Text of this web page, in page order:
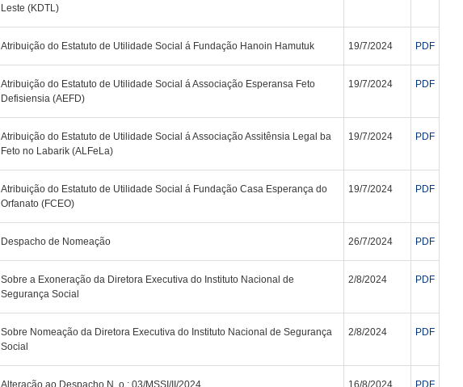
Leste (KDTL)
Atribuição do Estatuto de Utilidade Social á Fundação Hanoin Hamutuk 19/7/2024 PDF
Atribuição do Estatuto de Utilidade Social á Associação Esperansa Feto
Defisiensia (AEFD)
19/7/2024 PDF
Atribuição do Estatuto de Utilidade Social á Associação Assitênsia Legal ba
Feto no Labarik (ALFeLa)
19/7/2024 PDF
Atribuição do Estatuto de Utilidade Social á Fundação Casa Esperança do
Orfanato (FCEO)
19/7/2024 PDF
Despacho de Nomeação 26/7/2024 PDF
Sobre a Exoneração da Diretora Executiva do Instituto Nacional de
Segurança Social
2/8/2024 PDF
Sobre Nomeação da Diretora Executiva do Instituto Nacional de Segurança
Social
2/8/2024 PDF